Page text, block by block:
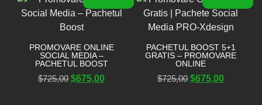
PROMOVARE ONLINE
SOCIAL MEDIA –
PACHETUL BOOST
$725,00 $675,00
PACHETUL BOOST 5+1
GRATIS – PROMOVARE
ONLINE
$725,00 $675,00